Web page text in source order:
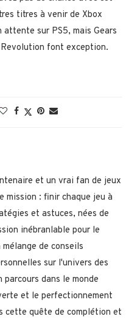
titres à venir de Xbox
attente sur PS5, mais Gears
font exception.
et un vrai fan de jeux
mission : finir chaque jeu à
et astuces, nées de
inébranlable pour le
de conseils
sur l'univers des
dans le monde
et le perfectionnement
cette quête de complétion et